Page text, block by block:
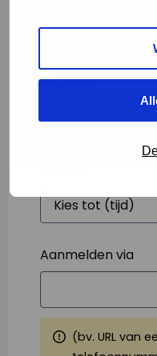
Starttijd*
Aanmelden via
(bv. URL van